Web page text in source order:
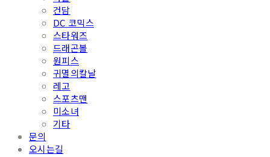
건담
DC 코믹스
스타워즈
드래곤볼
원피스
귀멸의칼날
레고
스포츠맨
미소녀
기타
문의
오시는길